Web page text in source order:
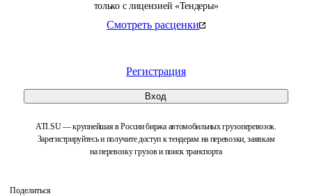
только с лицензией «Тендеры»
Смотреть расценки
Регистрация
Вход
ATI.SU — крупнейшая в России биржа автомобильных грузоперевозок.
Зарегистрируйтесь и получите доступ к тендерам на перевозки, заявкам
на перевозку грузов и поиск транспорта
Поделиться